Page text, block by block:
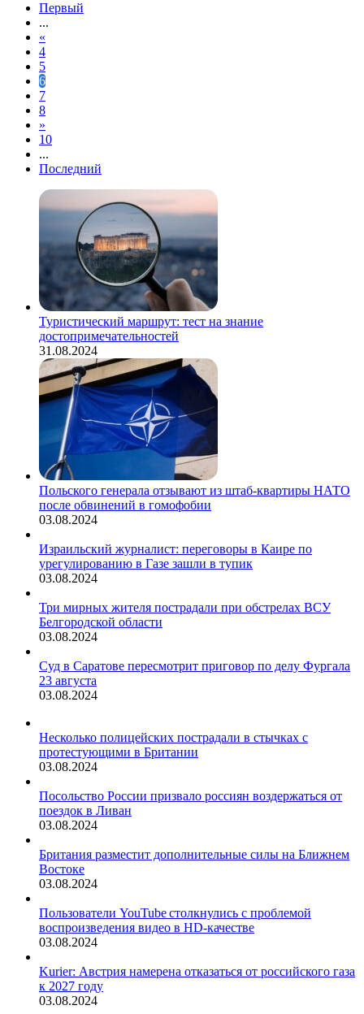
Первый
...
«
4
5
6
7
8
»
10
...
Последний
Туристический маршрут: тест на знание
достопримечательностей
31.08.2024
Польского генерала отзывают из штаб-квартиры НАТО
после обвинений в гомофобии
03.08.2024
Израильский журналист: переговоры в Каире по
урегулированию в Газе зашли в тупик
03.08.2024
Три мирных жителя пострадали при обстрелах ВСУ
Белгородской области
03.08.2024
Суд в Саратове пересмотрит приговор по делу Фургала
23 августа
03.08.2024
Несколько полицейских пострадали в стычках с
протестующими в Британии
03.08.2024
Посольство России призвало россиян воздержаться от
поездок в Ливан
03.08.2024
Британия разместит дополнительные силы на Ближнем
Востоке
03.08.2024
Пользователи YouTube столкнулись с проблемой
воспроизведения видео в HD-качестве
03.08.2024
Kurier: Австрия намерена отказаться от российского газа
к 2027 году
03.08.2024